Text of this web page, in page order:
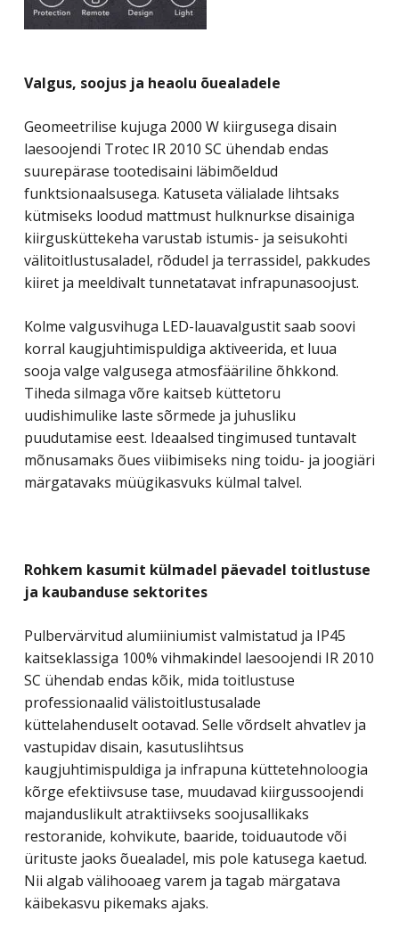
Valgus, soojus ja heaolu õuealadele
Geomeetrilise kujuga 2000 W kiirgusega disain
laesoojendi Trotec IR 2010 SC ühendab endas
suurepärase tootedisaini läbimõeldud
funktsionaalsusega. Katuseta välialade lihtsaks
kütmiseks loodud mattmust hulknurkse disainiga
kiirgusküttekeha varustab istumis- ja seisukohti
välitoitlustusaladel, rõdudel ja terrassidel, pakkudes
kiiret ja meeldivalt tunnetatavat infrapunasoojust.
Kolme valgusvihuga LED-lauavalgustit saab soovi
korral kaugjuhtimispuldiga aktiveerida, et luua
sooja valge valgusega atmosfääriline õhkkond.
Tiheda silmaga võre kaitseb küttetoru
uudishimulike laste sõrmede ja juhusliku
puudutamise eest. Ideaalsed tingimused tuntavalt
mõnusamaks õues viibimiseks ning toidu- ja joogiäri
märgatavaks müügikasvuks külmal talvel.
Rohkem kasumit külmadel päevadel toitlustuse
ja kaubanduse sektorites
Pulbervärvitud alumiiniumist valmistatud ja IP45
kaitseklassiga 100% vihmakindel laesoojendi IR 2010
SC ühendab endas kõik, mida toitlustuse
professionaalid välistoitlustusalade
küttelahenduselt ootavad. Selle võrdselt ahvatlev ja
vastupidav disain, kasutuslihtsus
kaugjuhtimispuldiga ja infrapuna küttetehnoloogia
kõrge efektiivsuse tase, muudavad kiirgussoojendi
majanduslikult atraktiivseks soojusallikaks
restoranide, kohvikute, baaride, toiduautode või
ürituste jaoks õuealadel, mis pole katusega kaetud.
Nii algab välihooaeg varem ja tagab märgatava
käibekasvu pikemaks ajaks.